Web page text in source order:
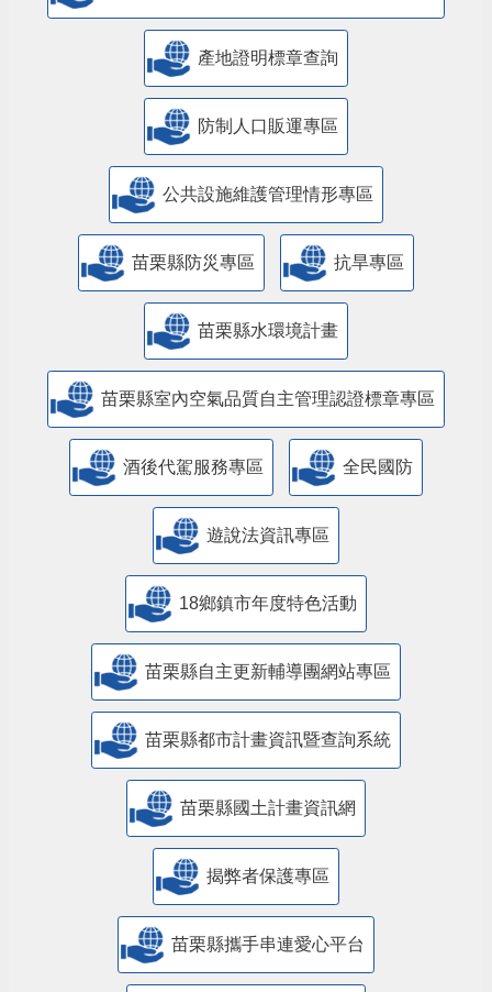
產地證明標章查詢
防制人口販運專區
​公共設施維護管理情形專區
苗栗縣防災專區 抗旱專區
苗栗縣水環境計畫
苗栗縣室內空氣品質自主管理認證標章專區
酒後代駕服務專區 全民國防
遊說法資訊專區
18鄉鎮市年度特色活動
苗栗縣自主更新輔導團網站專區
苗栗縣都市計畫資訊暨查詢系統
苗栗縣國土計畫資訊網
揭弊者保護專區
苗栗縣攜手串連愛心平台